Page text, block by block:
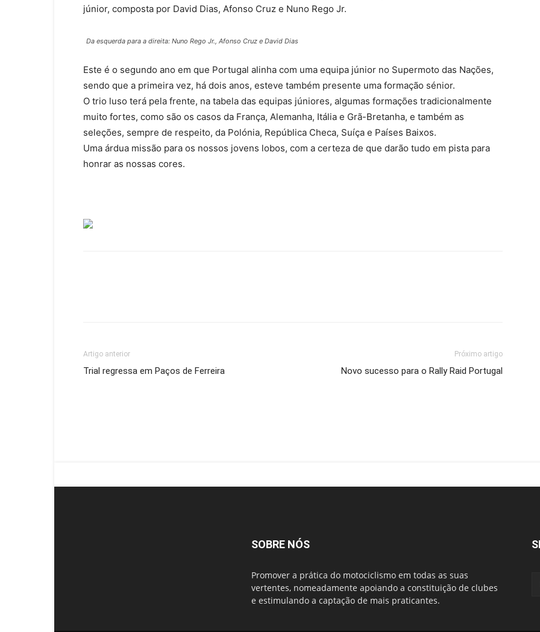
júnior, composta por David Dias, Afonso Cruz e Nuno Rego Jr.
Da esquerda para a direita: Nuno Rego Jr., Afonso Cruz e David Dias
Este é o segundo ano em que Portugal alinha com uma equipa júnior no Supermoto das Nações,
sendo que a primeira vez, há dois anos, esteve também presente uma formação sénior.
O trio luso terá pela frente, na tabela das equipas júniores, algumas formações tradicionalmente
muito fortes, como são os casos da França, Alemanha, Itália e Grã-Bretanha, e também as
seleções, sempre de respeito, da Polónia, República Checa, Suíça e Países Baixos.
Uma árdua missão para os nossos jovens lobos, com a certeza de que darão tudo em pista para
honrar as nossas cores.
Artigo anterior
Trial regressa em Paços de Ferreira
Próximo artigo
Novo sucesso para o Rally Raid Portugal
SOBRE NÓS
Promover a prática do motociclismo em todas as suas
vertentes, nomeadamente apoiando a constituição de clubes
e estimulando a captação de mais praticantes.